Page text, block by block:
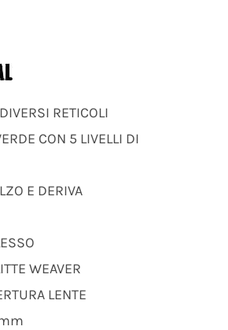
RETICOLI
CON 5 LIVELLI DI
E DERIVA
WEAVER
LENTE